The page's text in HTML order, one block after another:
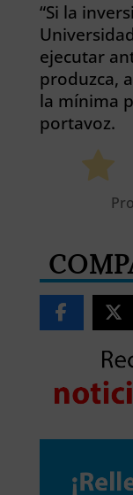
“Si la
ejecutar
produzca,
la mínima
portavoz.